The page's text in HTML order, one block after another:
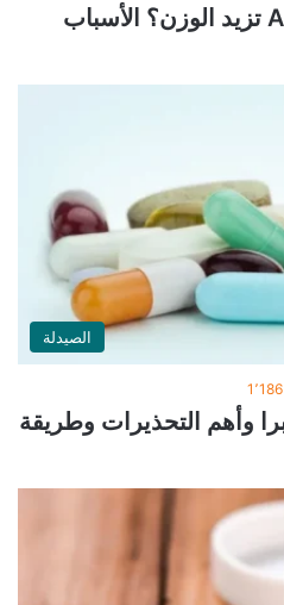
هل حبوب Amitriptyline تزيد الوزن؟ الأسباب
الصيدلة
1٬186
وأهم التحذيرات وطريقة